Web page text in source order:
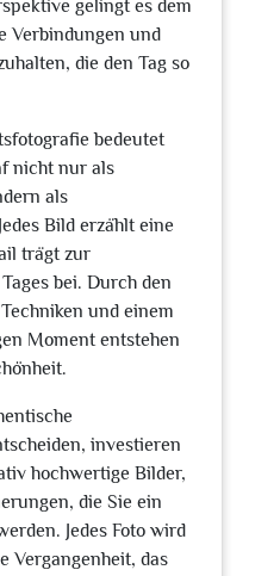
gelingt es dem
Verbindungen und
die den Tag so
bedeutet
nicht nur als
als
Bild erzählt eine
trägt zur
bei. Durch den
und einem
Moment entstehen
investieren
hochwertige Bilder,
die Sie ein
Jedes Foto wird
Vergangenheit, das